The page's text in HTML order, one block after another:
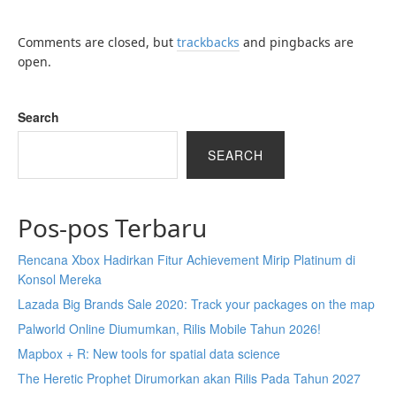
Comments are closed, but trackbacks and pingbacks are
open.
Search
SEARCH
Pos-pos Terbaru
Rencana Xbox Hadirkan Fitur Achievement Mirip Platinum di
Konsol Mereka
Lazada Big Brands Sale 2020: Track your packages on the map
Palworld Online Diumumkan, Rilis Mobile Tahun 2026!
Mapbox + R: New tools for spatial data science
The Heretic Prophet Dirumorkan akan Rilis Pada Tahun 2027